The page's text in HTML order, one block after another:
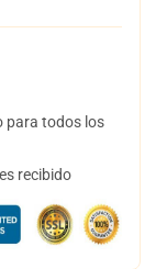
para todos los
recibido